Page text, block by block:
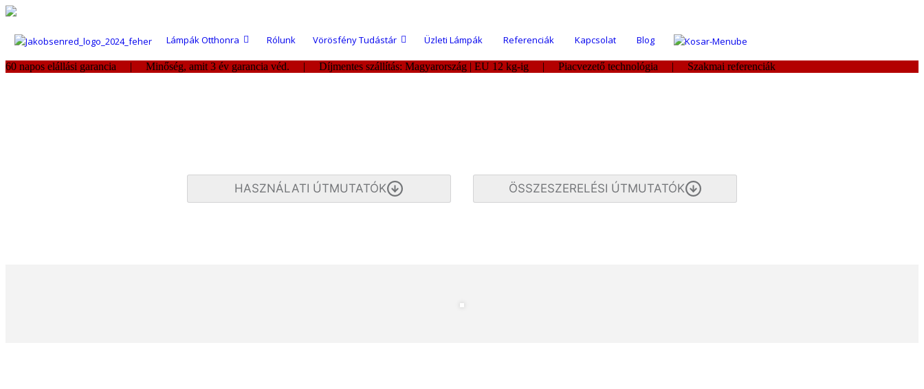
Lámpák Otthonra Rólunk Vörösfény Tudástár Üzleti Lámpák Referenciák Kapcsolat Blog
60 napos elállási garancia | Minőség, amit 3 év garancia véd. | Díjmentes szállítás: Magyarország | EU 12 kg-ig | Piacvezető technológia | Szakmai referenciák
HASZNÁLATI ÚTMUTATÓK ÖSSZESZERELÉSI ÚTMUTATÓK